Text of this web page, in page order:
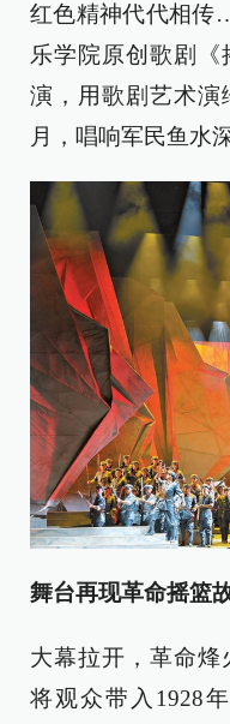
红色精神代代相
乐学院原创歌剧
演，用歌剧艺术演
月，唱响军民鱼水
舞台再现革命摇篮
大幕拉开，革命烽
将观众带入1928